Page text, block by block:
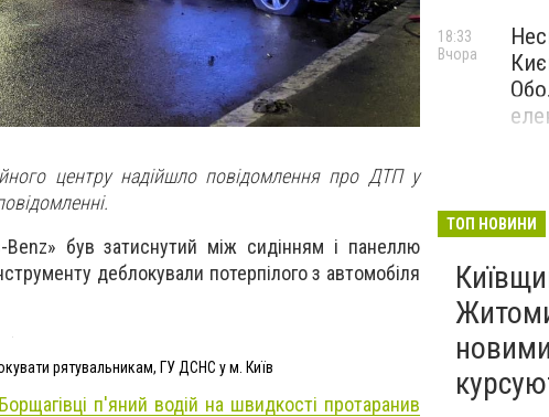
центру надійшло повідомлення про ДТП у
Benz» був затиснутий між сидінням і панеллю
деблокували потерпілого з автомобіля
рятувальникам, ГУ ДСНС у м. Київ
п'яний водій на швидкості протаранив
18:33
Вчора
ТОП НОВИНИ